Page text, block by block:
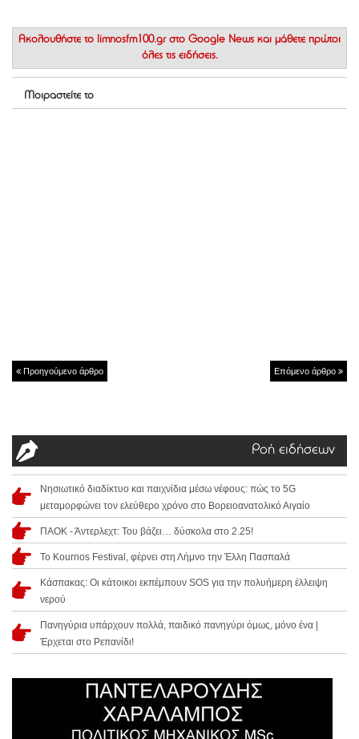
Ακολουθήστε το limnosfm100.gr στο Google News και μάθετε πρώτοι
όλες τις ειδήσεις.
Μοιραστείτε το
Προηγούμενο άρθρο Επόμενο άρθρο
Ροή ειδήσεων
Νησιωτικό διαδίκτυο και παιχνίδια μέσω νέφους: πώς το 5G
μεταμορφώνει τον ελεύθερο χρόνο στο Βορειοανατολικό Αιγαίο
ΠΑΟΚ - Άντερλεχτ: Του βάζει… δύσκολα στο 2.25!
Το Kournos Festival, φέρνει στη Λήμνο την Έλλη Πασπαλά
Κάσπακας: Οι κάτοικοι εκπέμπουν SOS για την πολυήμερη έλλειψη
νερού
Πανηγύρια υπάρχουν πολλά, παιδικό πανηγύρι όμως, μόνο ένα |
Έρχεται στο Ρεπανίδι!